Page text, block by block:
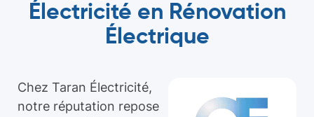
Électricité en Rénovation
Électrique
Chez Taran Électricité,
notre réputation repose